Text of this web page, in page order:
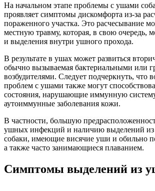
На начальном этапе проблемы с ушами
проявляет симптомы дискомфорта из-за
пораженного участка. Это расчесывание
местную травму, которая, в свою очередь,
и выделения внутри ушного прохода.
В результате в ушах может развиться
обычно вызываемая бактериальными или
возбудителями. Следует подчеркнуть, что
проблем с ушами также могут
состояния, нарушающие иммунную
аутоиммунные заболевания кожи.
В частности, большую
ушных инфекций и наличию выделений из
собаки, имеющие висячие уши и обильно
а также часто занимающиеся плаванием.
Симптомы выделений из